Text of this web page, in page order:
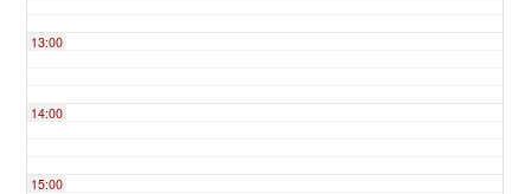
13:00
14:00
15:00